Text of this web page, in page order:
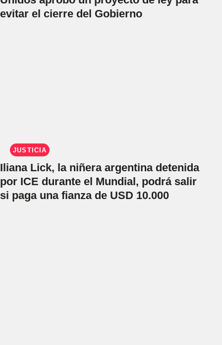
evitar el cierre del Gobierno
JUSTICIA
Iliana Lick, la niñera argentina detenida
por ICE durante el Mundial, podrá salir
si paga una fianza de USD 10.000